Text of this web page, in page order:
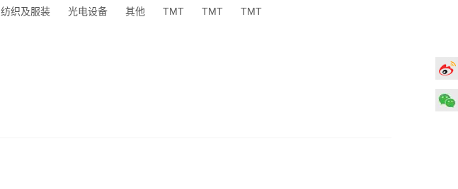
纺织及服装 光电设备 其他 TMT TMT TMT